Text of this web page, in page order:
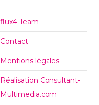
flux4 Team
Contact
Mentions légales
Réalisation Consultant-
Multimedia.com